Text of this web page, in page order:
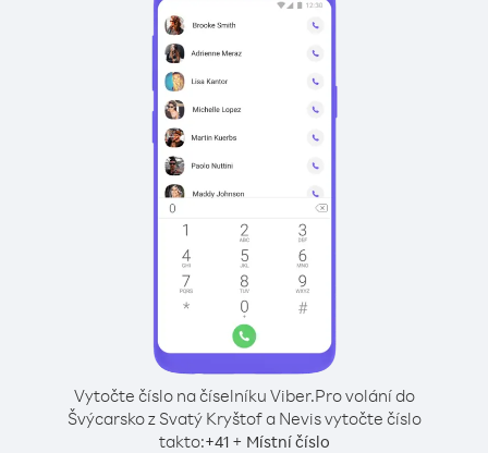
Vytočte číslo na číselníku Viber.Pro volání do
Švýcarsko z Svatý Kryštof a Nevis vytočte číslo
takto:+41+ Místní číslo